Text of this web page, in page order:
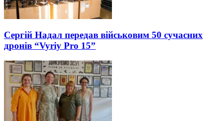
Сергій Надал передав військовим 50 сучасних
дронів “Vyriy Pro 15”